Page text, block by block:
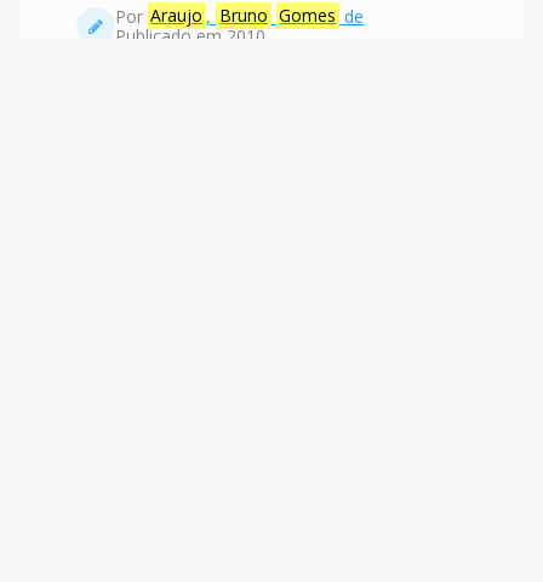
Por Araujo , Bruno Gomes de
Publicado em 2010